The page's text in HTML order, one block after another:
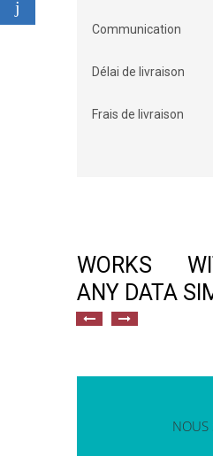
Communication
Délai de livraison
Frais de livraison
WORKS
ANY DATA
NOUS